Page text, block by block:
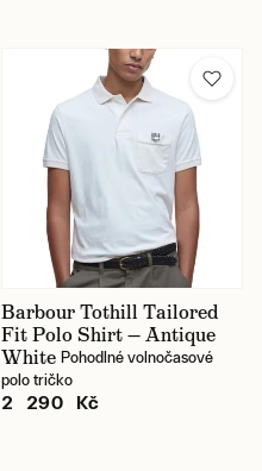
Barbour Tothill Tailored
Fit Polo Shirt — Antique
White Pohodlné volnočasové
polo tričko
2 290 Kč